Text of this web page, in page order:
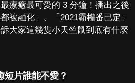
療癒最可愛的 3 分鐘！播出之後
被融化」、「2021霸權番已定」
大家這幾隻小天竺鼠到底有什麼
短片誰能不愛？